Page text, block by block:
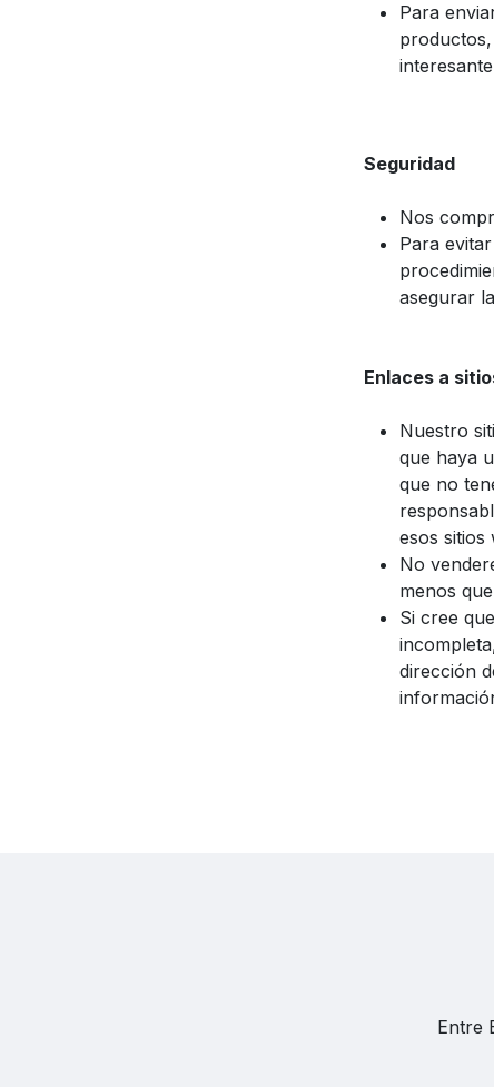
Para
Seguridad
Nos
Para
asegurar
Enlaces a
Nuestro
que haya
que no
esos sitios
No
menos
Si cree
dirección
Entre